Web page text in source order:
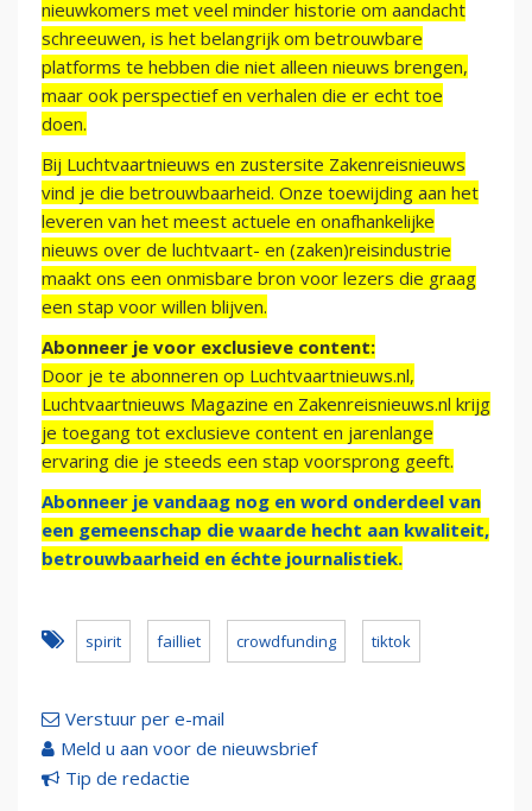
nieuwkomers met veel minder historie om aandacht
schreeuwen, is het belangrijk om betrouwbare
platforms te hebben die niet alleen nieuws brengen,
maar ook perspectief en verhalen die er echt toe
doen.
Bij Luchtvaartnieuws en zustersite Zakenreisnieuws
vind je die betrouwbaarheid. Onze toewijding aan het
leveren van het meest actuele en onafhankelijke
nieuws over de luchtvaart- en (zaken)reisindustrie
maakt ons een onmisbare bron voor lezers die graag
een stap voor willen blijven.
Abonneer je voor exclusieve content:
Door je te abonneren op Luchtvaartnieuws.nl,
Luchtvaartnieuws Magazine en Zakenreisnieuws.nl krijg
je toegang tot exclusieve content en jarenlange
ervaring die je steeds een stap voorsprong geeft.
Abonneer je vandaag nog en word onderdeel van
een gemeenschap die waarde hecht aan kwaliteit,
betrouwbaarheid en échte journalistiek.
spirit failliet crowdfunding tiktok
Verstuur per e-mail
Meld u aan voor de nieuwsbrief
Tip de redactie